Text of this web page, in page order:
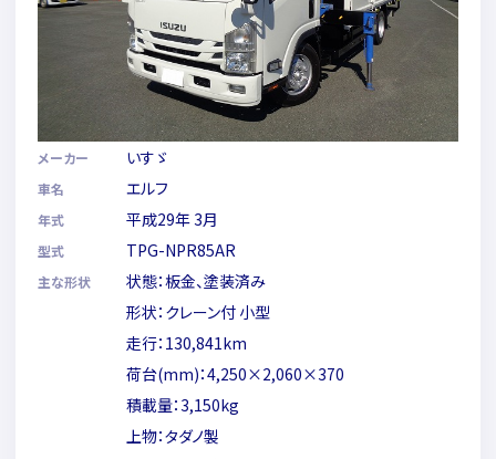
メーカー いすゞ
車名 エルフ
年式 平成29年 3月
型式 TPG-NPR85AR
主な形状
状態：板金、塗装済み
形状：クレーン付 小型
走行：130,841km
荷台(mm)：4,250×2,060×370
積載量：3,150kg
上物：タダノ製